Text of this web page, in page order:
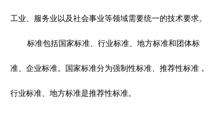
工业、服务业以及社会事业等领域需要统一的技术要求。
标准包括国家标准、行业标准、地方标准和团体标
准、企业标准。国家标准分为强制性标准、推荐性标准，
行业标准、地方标准是推荐性标准。